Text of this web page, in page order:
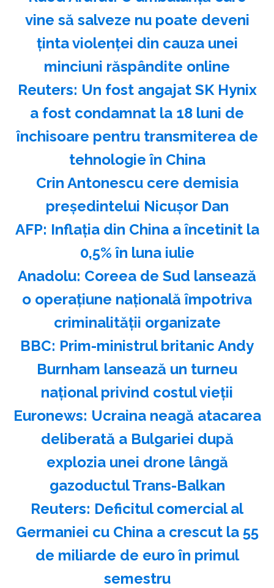
vine să salveze nu poate deveni
ţinta violenţei din cauza unei
minciuni răspândite online
Reuters: Un fost angajat SK Hynix
a fost condamnat la 18 luni de
închisoare pentru transmiterea de
tehnologie în China
Crin Antonescu cere demisia
preşedintelui Nicuşor Dan
AFP: Inflaţia din China a încetinit la
0,5% în luna iulie
Anadolu: Coreea de Sud lansează
o operaţiune naţională împotriva
criminalităţii organizate
BBC: Prim-ministrul britanic Andy
Burnham lansează un turneu
naţional privind costul vieţii
Euronews: Ucraina neagă atacarea
deliberată a Bulgariei după
explozia unei drone lângă
gazoductul Trans-Balkan
Reuters: Deficitul comercial al
Germaniei cu China a crescut la 55
de miliarde de euro în primul
semestru